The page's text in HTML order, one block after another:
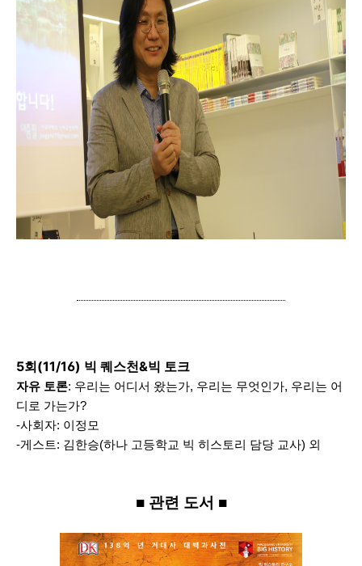
5회(11/16) 빅 퀘스천&빅 토크
자유 토론: 우리는 어디서 왔는가, 우리는 무엇인가, 우리는 어
디로 가는가?
-사회자: 이정모
-게스트: 김한승(하나 고등학교 빅 히스토리 담당 교사) 외
■ 관련 도서 ■